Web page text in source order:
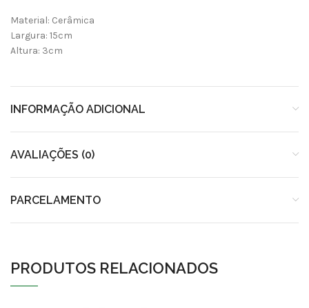
Material: Cerâmica
Largura: 15cm
Altura: 3cm
INFORMAÇÃO ADICIONAL
AVALIAÇÕES (0)
PARCELAMENTO
PRODUTOS RELACIONADOS